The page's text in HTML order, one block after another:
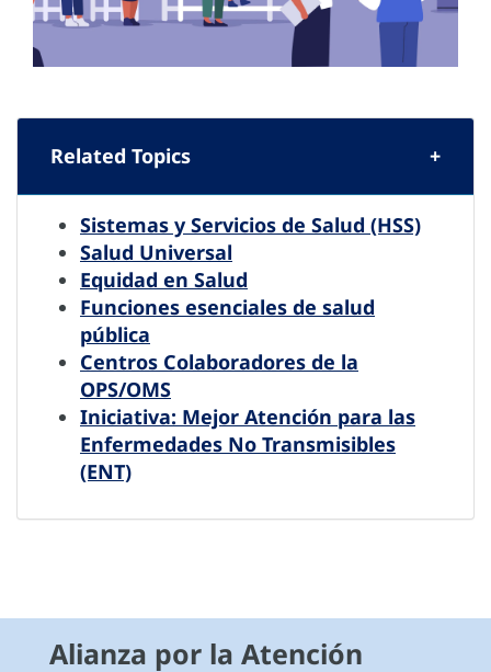
Related Topics
Sistemas y Servicios de Salud (HSS)
Salud Universal
Equidad en Salud
Funciones esenciales de salud
pública
Centros Colaboradores de la
OPS/OMS
Iniciativa: Mejor Atención para las
Enfermedades No Transmisibles
(ENT)
Alianza por la Atención